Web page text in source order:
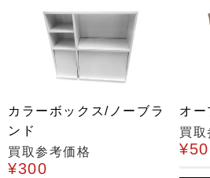
カラーボックス/ノーブラ
ンド
買取参考価格
¥300
オー
買取
¥50